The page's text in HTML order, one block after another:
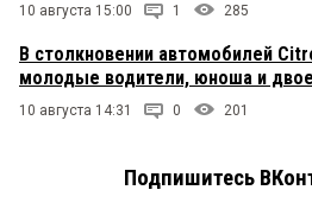
10 августа 15:00 1 285
В столкновении автомобилей
молодые водители, юноша и
10 августа 14:31 0 201
Подпишитесь